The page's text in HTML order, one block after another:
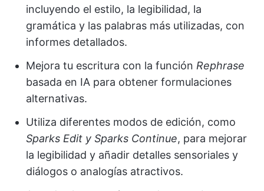
incluyendo el estilo, la legibilidad, la
gramática y las palabras más utilizadas, con
informes detallados.
Mejora tu escritura con la función Rephrase
basada en IA para obtener formulaciones
alternativas.
Utiliza diferentes modos de edición, como
Sparks Edit y Sparks Continue, para mejorar
la legibilidad y añadir detalles sensoriales y
diálogos o analogías atractivos.